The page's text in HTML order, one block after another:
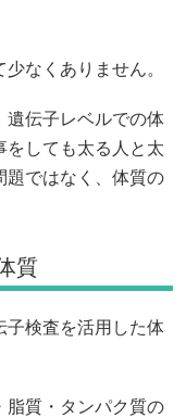
なくありません。
遺伝子レベルでの体
をしても太る人と太
題ではなく、体質の
質
子検査を活用した体
脂質・タンパク質の